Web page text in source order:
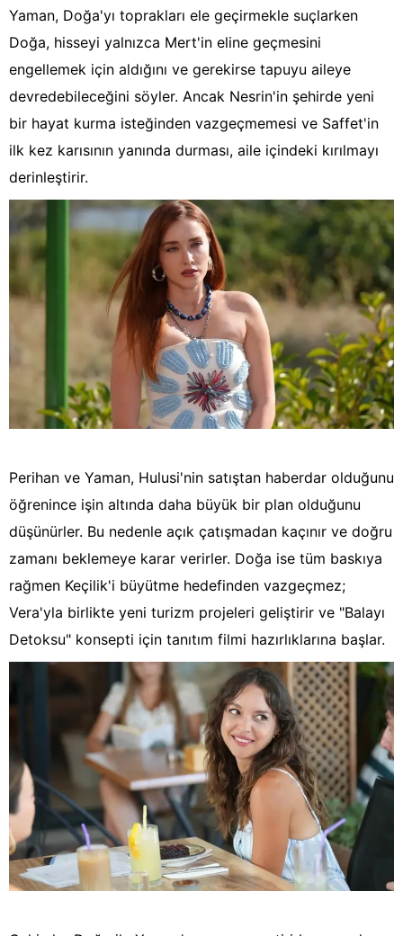
Yaman, Doğa'yı toprakları ele geçirmekle suçlarken
Doğa, hisseyi yalnızca Mert'in eline geçmesini
engellemek için aldığını ve gerekirse tapuyu aileye
devredebileceğini söyler. Ancak Nesrin'in şehirde yeni
bir hayat kurma isteğinden vazgeçmemesi ve Saffet'in
ilk kez karısının yanında durması, aile içindeki kırılmayı
derinleştirir.
Perihan ve Yaman, Hulusi'nin satıştan haberdar olduğunu
öğrenince işin altında daha büyük bir plan olduğunu
düşünürler. Bu nedenle açık çatışmadan kaçınır ve doğru
zamanı beklemeye karar verirler. Doğa ise tüm baskıya
rağmen Keçilik'i büyütme hedefinden vazgeçmez;
Vera'yla birlikte yeni turizm projeleri geliştirir ve "Balayı
Detoksu" konsepti için tanıtım filmi hazırlıklarına başlar.